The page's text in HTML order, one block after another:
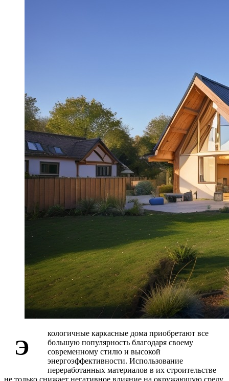
Э
кологичные каркасные дома приобретают все
большую популярность благодаря своему
современному стилю и высокой
энергоэффективности. Использование
переработанных материалов в их строительстве
не только снижает негативное влияние на окружающую среду,